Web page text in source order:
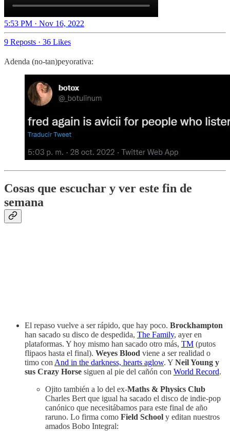
5:53 PM · Nov 16, 2022
9 Reposts · 36 Likes
Adenda (no-tan)peyorativa:
Cosas que escuchar y ver este fin de
semana
El repaso vuelve a ser rápido, que hay poco. Brockhampton
han sacado su disco de despedida, The Family, ayer en
plataformas. Y hoy mismo han sacado otro más, TM (putos
flipaos hasta el final). Weyes Blood viene a ser realidad o
timo con And in the darkness, hearts aglow. Y Neil Young y
sus Crazy Horse siguen al pie del cañón con World Record.
Ojito también a lo del ex-Maths & Physics Club
Charles Bert que igual ha sacado el disco de indie-pop
canónico que necesitábamos para este final de año
raruno. Lo firma como Field School y editan nuestros
amados Bobo Integral: